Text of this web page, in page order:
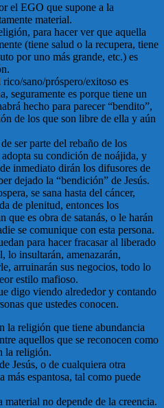
el EGO que supone a la
material.
para hacer ver que aquella
(tiene salud o la recupera, tiene
por uno más grande, etc.) es
sano/próspero/exitoso es
seguramente es porque tiene un
hecho para parecer “bendito”,
de los que son libre de ella y aún
ser parte del rebaño de los
su condición de noájida, y
inmediato dirán los difusores de
dejado la “bendición” de Jesús.
se sana hasta del cáncer,
de plenitud, entonces los
que es obra de satanás, o le harán
se comunique con esta persona.
para hacer fracasar al liberado
lo insultarán, amenazarán,
arruinarán sus negocios, todo lo
estilo mafioso.
digo viendo alrededor y contando
que ustedes conocen.
la religión que tiene abundancia
aquellos que se reconocen como
la religión.
Jesús, o de cualquiera otra
espantosa, tal como puede
no depende de la creencia.